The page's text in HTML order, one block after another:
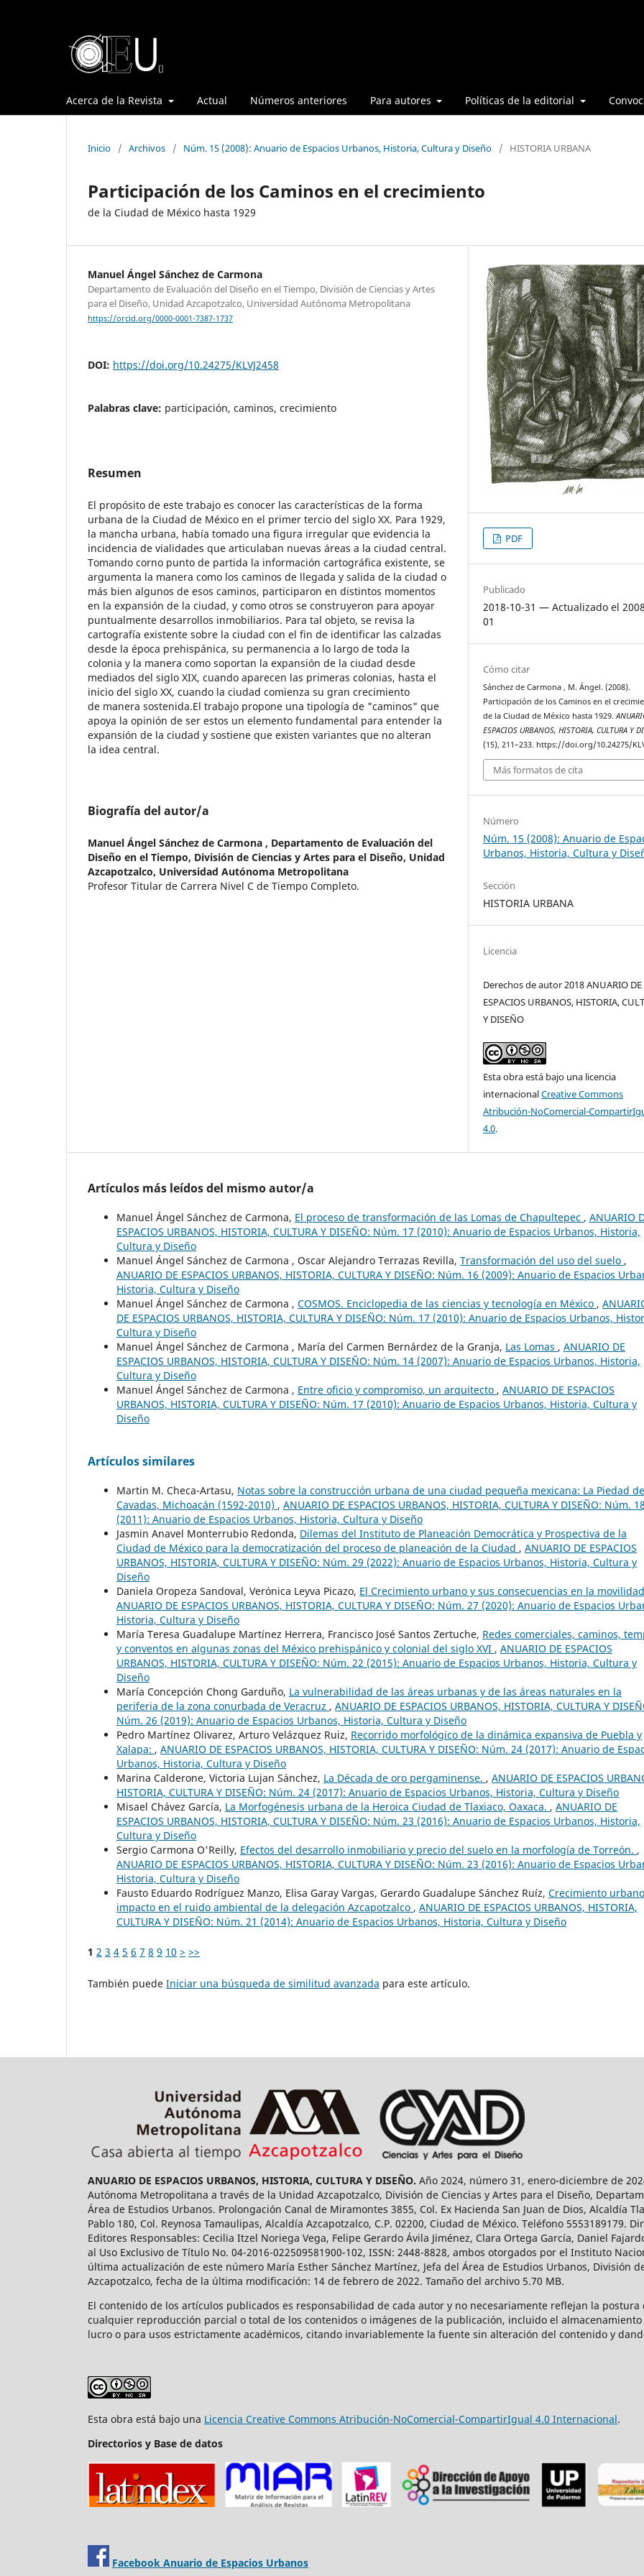
Acerca de la Revista Actual Números anteriores Para autores Políticas de la editorial
Inicio / Archivos / Núm. 15 (2008): Anuario de Espacios Urbanos, Historia, Cultura y Diseño / HISTORIA URBANA
Participación de los Caminos en el crecimiento
de la Ciudad de México hasta 1929
Manuel Ángel Sánchez de Carmona
Departamento de Evaluación del Diseño en el Tiempo, División de Ciencias y Artes
para el Diseño, Unidad Azcapotzalco, Universidad Autónoma Metropolitana
https://orcid.org/0000-0001-7387-1737
DOI: https://doi.org/10.24275/KLVJ2458
Palabras clave: participación, caminos, crecimiento
Resumen
El propósito de este trabajo es conocer las características de la forma
urbana de la Ciudad de México en el primer tercio del siglo XX. Para 1929,
la mancha urbana, había tomado una figura irregular que evidencia la
incidencia de vialidades que articulaban nuevas áreas a la ciudad central.
Tomando corno punto de partida la información cartográfica existente, se
argumenta la manera como los caminos de llegada y salida de la ciudad o
más bien algunos de esos caminos, participaron en distintos momentos
en la expansión de la ciudad, y como otros se construyeron para apoyar
puntualmente desarrollos inmobiliarios. Para tal objeto, se revisa la
cartografía existente sobre la ciudad con el fin de identificar las calzadas
desde la época prehispánica, su permanencia a lo largo de toda la
colonia y la manera como soportan la expansión de la ciudad desde
mediados del siglo XIX, cuando aparecen las primeras colonias, hasta el
inicio del siglo XX, cuando la ciudad comienza su gran crecimiento
de manera sostenida.El trabajo propone una tipología de "caminos" que
apoya la opinión de ser estos un elemento fundamental para entender la
expansión de la ciudad y sostiene que existen variantes que no alteran
la idea central.
Biografía del autor/a
Manuel Ángel Sánchez de Carmona , Departamento de Evaluación del
Diseño en el Tiempo, División de Ciencias y Artes para el Diseño, Unidad
Azcapotzalco, Universidad Autónoma Metropolitana
Profesor Titular de Carrera Nivel C de Tiempo Completo.
PDF
Publicado
2018-10-31 — Actualizado el
01
Cómo citar
Sánchez de Carmona , M. Ángel. (2008).
Participación de los Caminos en el
de la Ciudad de México hasta 1929.
ESPACIOS URBANOS, HISTORIA, CULTURA Y
(15), 211–233. https://doi.org/10.24275/
Más formatos de cita
Número
Núm. 15 (2008): Anuario de
Urbanos, Historia, Cultura y
Sección
HISTORIA URBANA
Licencia
Derechos de autor 2018 ANUARIO DE
ESPACIOS URBANOS, HISTORIA,
Y DISEÑO
Esta obra está bajo una licencia
internacionalCreative Commons
Atribución-NoComercial-
4.0.
Artículos más leídos del mismo autor/a
Manuel Ángel Sánchez de Carmona, El proceso de transformación de las Lomas de Chapultepec , ANUARIO
ESPACIOS URBANOS, HISTORIA, CULTURA Y DISEÑO: Núm. 17 (2010): Anuario de Espacios Urbanos, Historia,
Cultura y Diseño
Manuel Ángel Sánchez de Carmona , Oscar Alejandro Terrazas Revilla, Transformación del uso del suelo ,
ANUARIO DE ESPACIOS URBANOS, HISTORIA, CULTURA Y DISEÑO: Núm. 16 (2009): Anuario de Espacios
Historia, Cultura y Diseño
Manuel Ángel Sánchez de Carmona , COSMOS. Enciclopedia de las ciencias y tecnología en México ,
DE ESPACIOS URBANOS, HISTORIA, CULTURA Y DISEÑO: Núm. 17 (2010): Anuario de Espacios Urbanos,
Cultura y Diseño
Manuel Ángel Sánchez de Carmona , María del Carmen Bernárdez de la Granja, Las Lomas , ANUARIO DE
ESPACIOS URBANOS, HISTORIA, CULTURA Y DISEÑO: Núm. 14 (2007): Anuario de Espacios Urbanos, Historia,
Cultura y Diseño
Manuel Ángel Sánchez de Carmona , Entre oficio y compromiso, un arquitecto , ANUARIO DE ESPACIOS
URBANOS, HISTORIA, CULTURA Y DISEÑO: Núm. 17 (2010): Anuario de Espacios Urbanos, Historia, Cultura y
Diseño
Artículos similares
Martin M. Checa-Artasu, Notas sobre la construcción urbana de una ciudad pequeña mexicana: La Piedad de
Cavadas, Michoacán (1592-2010) , ANUARIO DE ESPACIOS URBANOS, HISTORIA, CULTURA Y DISEÑO: Núm. 18
(2011): Anuario de Espacios Urbanos, Historia, Cultura y Diseño
Jasmin Anavel Monterrubio Redonda, Dilemas del Instituto de Planeación Democrática y Prospectiva de la
Ciudad de México para la democratización del proceso de planeación de la Ciudad , ANUARIO DE ESPACIOS
URBANOS, HISTORIA, CULTURA Y DISEÑO: Núm. 29 (2022): Anuario de Espacios Urbanos, Historia, Cultura y
Diseño
Daniela Oropeza Sandoval, Verónica Leyva Picazo, El Crecimiento urbano y sus consecuencias en la
ANUARIO DE ESPACIOS URBANOS, HISTORIA, CULTURA Y DISEÑO: Núm. 27 (2020): Anuario de Espacios
Historia, Cultura y Diseño
María Teresa Guadalupe Martínez Herrera, Francisco José Santos Zertuche, Redes comerciales, caminos,
y conventos en algunas zonas del México prehispánico y colonial del siglo XVI , ANUARIO DE ESPACIOS
URBANOS, HISTORIA, CULTURA Y DISEÑO: Núm. 22 (2015): Anuario de Espacios Urbanos, Historia, Cultura y
Diseño
María Concepción Chong Garduño, La vulnerabilidad de las áreas urbanas y de las áreas naturales en la
periferia de la zona conurbada de Veracruz , ANUARIO DE ESPACIOS URBANOS, HISTORIA, CULTURA Y
Núm. 26 (2019): Anuario de Espacios Urbanos, Historia, Cultura y Diseño
Pedro Martínez Olivarez, Arturo Velázquez Ruiz, Recorrido morfológico de la dinámica expansiva de Puebla y
Xalapa: , ANUARIO DE ESPACIOS URBANOS, HISTORIA, CULTURA Y DISEÑO: Núm. 24 (2017): Anuario de
Urbanos, Historia, Cultura y Diseño
Marina Calderone, Victoria Lujan Sánchez, La Década de oro pergaminense. , ANUARIO DE ESPACIOS
HISTORIA, CULTURA Y DISEÑO: Núm. 24 (2017): Anuario de Espacios Urbanos, Historia, Cultura y Diseño
Misael Chávez García, La Morfogénesis urbana de la Heroica Ciudad de Tlaxiaco, Oaxaca. , ANUARIO DE
ESPACIOS URBANOS, HISTORIA, CULTURA Y DISEÑO: Núm. 23 (2016): Anuario de Espacios Urbanos, Historia,
Cultura y Diseño
Sergio Carmona O'Reilly, Efectos del desarrollo inmobiliario y precio del suelo en la morfología de Torreón. ,
ANUARIO DE ESPACIOS URBANOS, HISTORIA, CULTURA Y DISEÑO: Núm. 23 (2016): Anuario de Espacios
Historia, Cultura y Diseño
Fausto Eduardo Rodríguez Manzo, Elisa Garay Vargas, Gerardo Guadalupe Sánchez Ruíz, Crecimiento
impacto en el ruido ambiental de la delegación Azcapotzalco , ANUARIO DE ESPACIOS URBANOS, HISTORIA,
CULTURA Y DISEÑO: Núm. 21 (2014): Anuario de Espacios Urbanos, Historia, Cultura y Diseño
1 2 3 4 5 6 7 8 9 10 > >>
También puede Iniciar una búsqueda de similitud avanzada para este artículo.
ANUARIO DE ESPACIOS URBANOS, HISTORIA, CULTURA Y DISEÑO. Año 2024, número 31, enero-diciembre de
Autónoma Metropolitana a través de la Unidad Azcapotzalco, División de Ciencias y Artes para el Diseño,
Área de Estudios Urbanos. Prolongación Canal de Miramontes 3855, Col. Ex Hacienda San Juan de Dios, Alcaldía
Pablo 180, Col. Reynosa Tamaulipas, Alcaldía Azcapotzalco, C.P. 02200, Ciudad de México. Teléfono 5553189179.
Editores Responsables: Cecilia Itzel Noriega Vega, Felipe Gerardo Ávila Jiménez, Clara Ortega García, Daniel
al Uso Exclusivo de Título No. 04-2016-022509581900-102, ISSN: 2448-8828, ambos otorgados por el Instituto
última actualización de este número María Esther Sánchez Martínez, Jefa del Área de Estudios Urbanos, División
Azcapotzalco, fecha de la última modificación: 14 de febrero de 2022. Tamaño del archivo 5.70 MB.
El contenido de los artículos publicados es responsabilidad de cada autor y no necesariamente reflejan la
cualquier reproducción parcial o total de los contenidos o imágenes de la publicación, incluido el
lucro o para usos estrictamente académicos, citando invariablemente la fuente sin alteración del contenido y
Esta obra está bajo una Licencia Creative Commons Atribución-NoComercial-CompartirIgual 4.0 Internacional.
Directorios y Base de datos
Facebook Anuario de Espacios Urbanos